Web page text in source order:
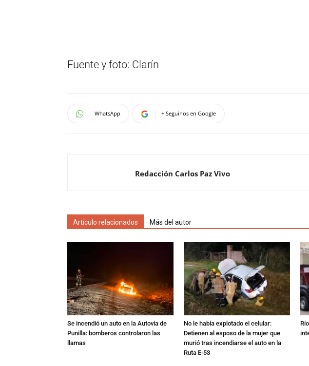
Fuente y foto: Clarín
WhatsApp + Seguinos en Google
Redacción Carlos Paz Vivo
Artículo relacionados Más del autor
Se incendió un auto en la Autovía de
Punilla: bomberos controlaron las
llamas
No le había explotado el celular:
Detienen al esposo de la mujer que
murió tras incendiarse el auto en la
Ruta E-53